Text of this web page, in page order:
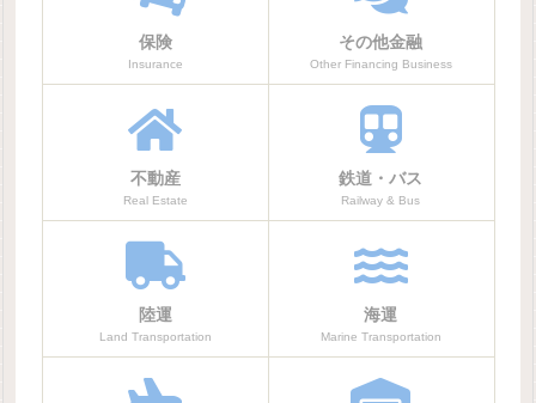
保険
Insurance
その他金融
Other Financing Business
不動産
Real Estate
鉄道・バス
Railway & Bus
陸運
Land Transportation
海運
Marine Transportation